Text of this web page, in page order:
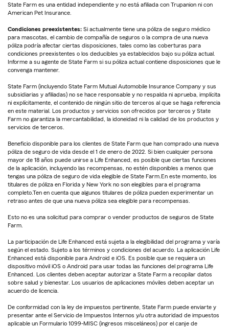
State Farm es una entidad independiente y no está afiliada con Trupanion ni con
American Pet Insurance.
Condiciones preexistentes: Si actualmente tiene una póliza de seguro médico
para mascotas, el cambio de compañía de seguros o la compra de una nueva
póliza podría afectar ciertas disposiciones, tales como las coberturas para
condiciones preexistentes o los deducibles ya establecidos bajo su póliza actual.
Informe a su agente de State Farm si su póliza actual contiene disposiciones que le
convenga mantener.
State Farm (incluyendo State Farm Mutual Automobile Insurance Company y sus
subsidiarias y afiliadas) no se hace responsable y no respalda ni aprueba, implícita
ni explícitamente, el contenido de ningún sitio de terceros al que se haga referencia
en este material. Los productos y servicios son ofrecidos por terceros y State
Farm no garantiza la mercantabilidad, la idoneidad ni la calidad de los productos y
servicios de terceros.
Beneficio disponible para los clientes de State Farm que han comprado una nueva
póliza de seguro de vida desde el 1 de enero de 2022. Si bien cualquier persona
mayor de 18 años puede unirse a Life Enhanced, es posible que ciertas funciones
de la aplicación, incluyendo las recompensas, no estén disponibles a menos que
tengas una póliza de seguro de vida elegible de State Farm.En este momento, los
titulares de póliza en Florida y New York no son elegibles para el programa
completo.Ten en cuenta que algunos titulares de póliza pueden experimentar un
retraso antes de que una nueva póliza sea elegible para recompensas.
Esto no es una solicitud para comprar o vender productos de seguros de State
Farm.
La participación de Life Enhanced está sujeta a la elegibilidad del programa y varía
según el estado. Sujeto a los términos y condiciones del acuerdo. La aplicación Life
Enhanced está disponible para Android e iOS. Es posible que se requiera un
dispositivo móvil iOS o Android para usar todas las funciones del programa Life
Enhanced. Los clientes deben aceptar autorizar a State Farm a recopilar datos
sobre salud y bienestar. Los usuarios de aplicaciones móviles deben aceptar un
acuerdo de licencia.
De conformidad con la ley de impuestos pertinente, State Farm puede enviarte y
presentar ante el Servicio de Impuestos Internos y/u otra autoridad de impuestos
aplicable un Formulario 1099-MISC (ingresos misceláneos) por el canje de